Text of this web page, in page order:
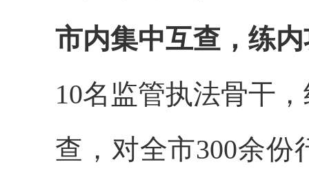
市内集中互查， 练
10名 监管执法骨干
查，对全市300余份